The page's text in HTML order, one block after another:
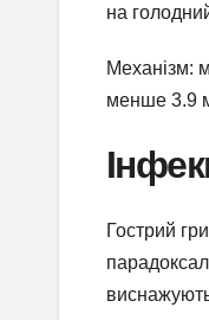
на
Механізм:
менше 3.9
Гострий